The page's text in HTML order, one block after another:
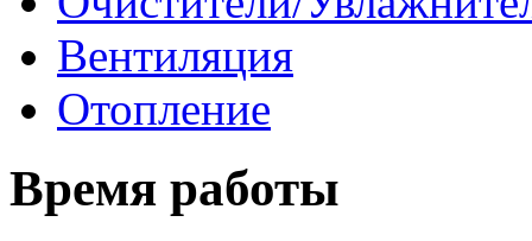
Вентиляция
Отопление
Время работы